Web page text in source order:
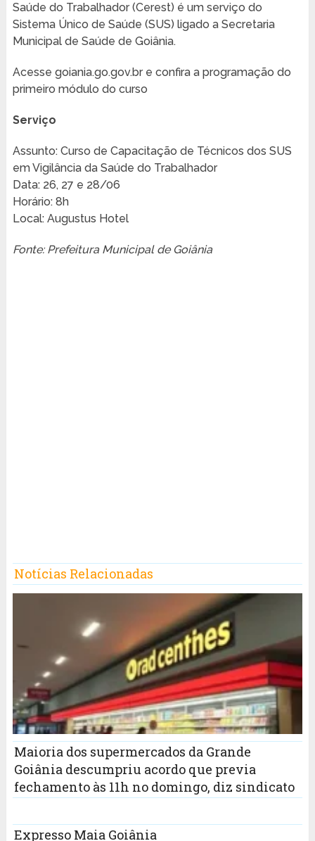
Saúde do Trabalhador (Cerest) é um serviço do
Sistema Único de Saúde (SUS) ligado a Secretaria
Municipal de Saúde de Goiânia.
Acesse goiania.go.gov.br e confira a programação do
primeiro módulo do curso
Serviço
Assunto: Curso de Capacitação de Técnicos dos SUS
em Vigilância da Saúde do Trabalhador
Data: 26, 27 e 28/06
Horário: 8h
Local: Augustus Hotel
Fonte: Prefeitura Municipal de Goiânia
Notícias Relacionadas
Maioria dos supermercados da Grande
Goiânia descumpriu acordo que previa
fechamento às 11h no domingo, diz sindicato
Expresso Maia Goiânia